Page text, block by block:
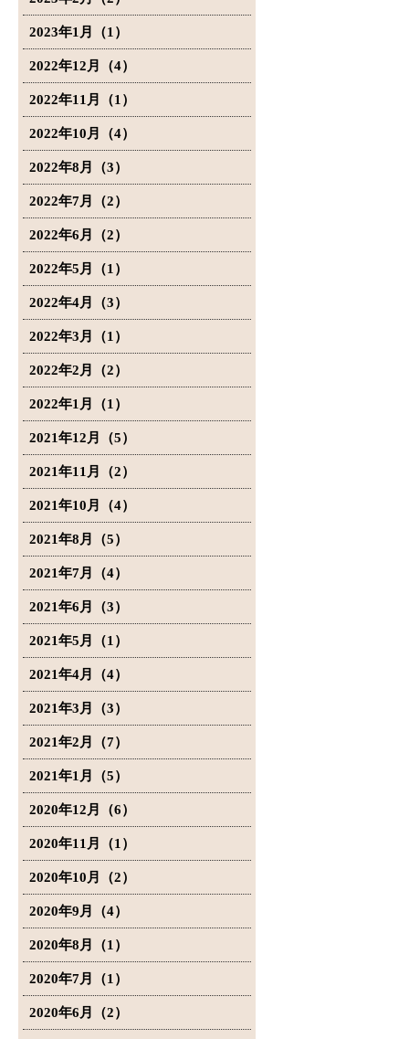
2023年1月（1）
2022年12月（4）
2022年11月（1）
2022年10月（4）
2022年8月（3）
2022年7月（2）
2022年6月（2）
2022年5月（1）
2022年4月（3）
2022年3月（1）
2022年2月（2）
2022年1月（1）
2021年12月（5）
2021年11月（2）
2021年10月（4）
2021年8月（5）
2021年7月（4）
2021年6月（3）
2021年5月（1）
2021年4月（4）
2021年3月（3）
2021年2月（7）
2021年1月（5）
2020年12月（6）
2020年11月（1）
2020年10月（2）
2020年9月（4）
2020年8月（1）
2020年7月（1）
2020年6月（2）